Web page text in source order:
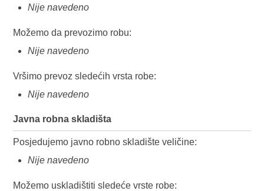
Nije navedeno
Možemo da prevozimo robu:
Nije navedeno
Vršimo prevoz sledećih vrsta robe:
Nije navedeno
Javna robna skladišta
Posjedujemo javno robno skladište veličine:
Nije navedeno
Možemo uskladištiti sledeće vrste robe: